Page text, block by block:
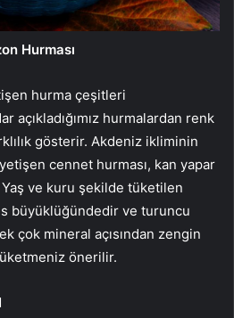
Hurması
hurma çeşitleri
açıkladığımız hurmalardan renk
gösterir. Akdeniz ikliminin
cennet hurması, kan yapar
Yaş ve kuru şekilde tüketilen
büyüklüğündedir ve turuncu
çok mineral açısından zengin
önerilir.